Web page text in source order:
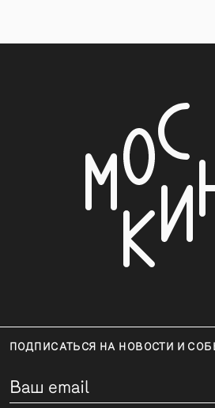
ПОДПИСАТЬСЯ НА НОВОСТИ И